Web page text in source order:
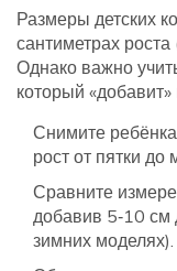
Размеры детских
сантиметрах
Однако важно
который
Снимите
рост от пятки до
Сравните
добавив 5‑10 см
зимних моделях).